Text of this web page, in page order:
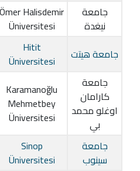
جامعة
نيغدة
Ömer Halisdemir
Üniversitesi
جامعة هيتت
Hitit
Üniversitesi
جامعة
كارامان
اوغلو محمد
بي
Karamanoğlu
Mehmetbey
Üniversitesi
جامعة
سينوب
Sinop
Üniversitesi